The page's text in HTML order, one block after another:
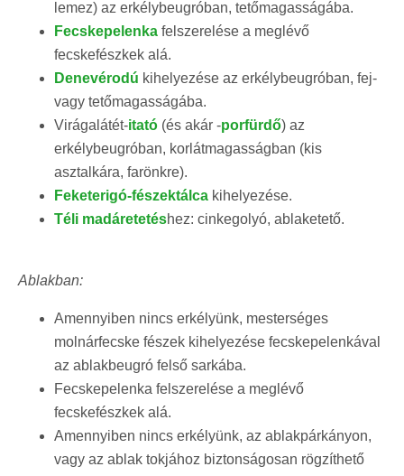
lemez) az erkélybeugróban, tetőmagasságába.
Fecskepelenka felszerelése a meglévő
fecskefészkek alá.
Denevérodú kihelyezése az erkélybeugróban, fej-
vagy tetőmagasságába.
Virágalátét-itató (és akár -porfürdő) az
erkélybeugróban, korlátmagasságban (kis
asztalkára, farönkre).
Feketerigó-fészektálca kihelyezése.
Téli madáretetéshez: cinkegolyó, ablaketető.
Ablakban:
Amennyiben nincs erkélyünk, mesterséges
molnárfecske fészek kihelyezése fecskepelenkával
az ablakbeugró felső sarkába.
Fecskepelenka felszerelése a meglévő
fecskefészkek alá.
Amennyiben nincs erkélyünk, az ablakpárkányon,
vagy az ablak tokjához biztonságosan rögzíthető